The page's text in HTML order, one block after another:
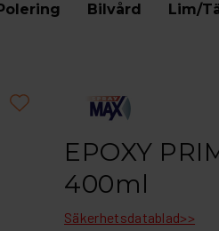
Bilvård Lim/
EPOXY
400ml
Säkerhetsdatablad>>